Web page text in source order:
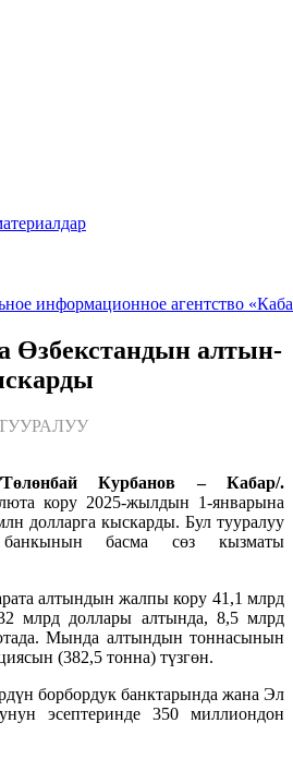
Өзбекстандын алтын-
Курбанов – Кабар/.
кору 2025-жылдын 1-январына
долларга кыскарды. Бул тууралуу
басма сөз кызматы
алтындын жалпы кору 41,1 млрд
млрд доллары алтында, 8,5 млрд
Мында алтындын тоннасынын
(382,5 тонна) түзгөн.
борбордук банктарында жана Эл
эсептеринде 350 миллиондон